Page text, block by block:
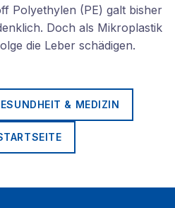
Polyethylen (PE) galt bisher
Doch als Mikroplastik
die Leber schädigen.
& MEDIZIN